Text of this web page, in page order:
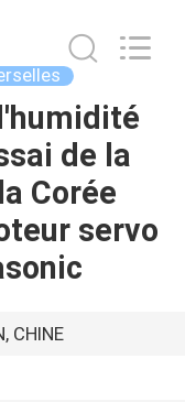
de la
Corée
servo
CHINE